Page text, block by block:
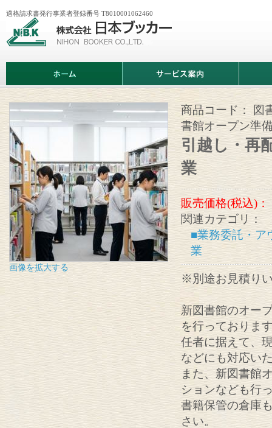
会
日
ッ
カ
ー
適格請求書発行事業者登録番号 T8010001062460
ム
ビ
案
内
情
画像を拡大する
商品コード：
図
書館オープン準
引越し・再
業
販売価格(税込)：
関連カテゴリ：
■業務委託・ア
業
※別途お見積り
新図書館のオー
を行っておりま
任者に据えて、
などにも対応い
また、新図書館
ションなども行
書籍保管の倉庫
さい。